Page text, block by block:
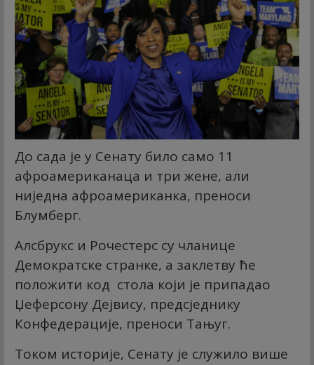
До сада је у Сенату било само 11
афроамериканаца и три жене, али
ниједна афроамериканка, преноси
Блумберг.
Алсбрукс и Рочестерс су чланице
Демократске странке, а заклетву ће
положити код стола који је припадао
Џеферсону Дејвису, предсједнику
Конфедерације, преноси Тањуг.
Током историје, Сенату је служило више